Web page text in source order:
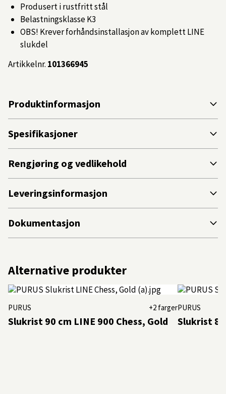
Produsert i rustfritt stål
Belastningsklasse K3
OBS! Krever forhåndsinstallasjon av komplett LINE
slukdel
Artikkelnr. 101366945
Produktinformasjon
Spesifikasjoner
Rengjøring og vedlikehold
Leveringsinformasjon
Dokumentasjon
Alternative produkter
Slukrist 90 cm LINE 900 Chess, Gold
PURUS +2 farger
Slukrist 80
PURUS